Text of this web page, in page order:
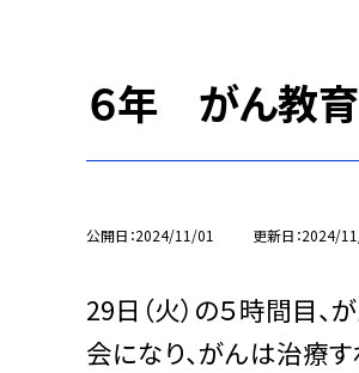
６年 がん教
公開日 2024/11/01 更新日 2024/
29日（火）の５時間目
会になり、がんは治療